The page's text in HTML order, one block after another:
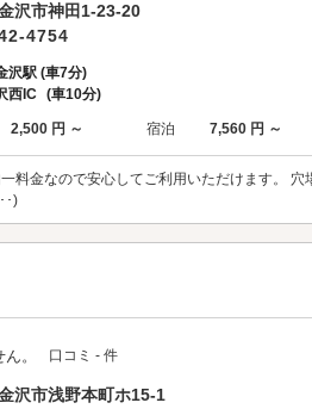
沢市神田1-23-20
4754
沢駅 (車7分)
西IC (車10分)
2,500 円 ～ 宿泊 7,560 円 ～
料金なので安心してご利用いただけます。 穴
･)
。 口コミ - 件
沢市浅野本町ホ15-1